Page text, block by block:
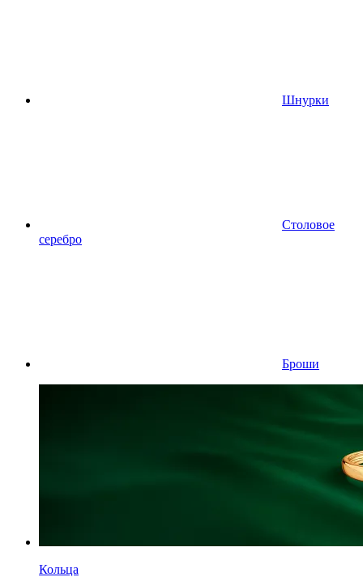
Шнурки
Столовое
серебро
Броши
Кольца